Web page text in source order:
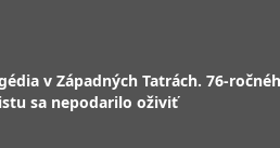
v Západných Tatrách. 76-
sa nepodarilo oživiť